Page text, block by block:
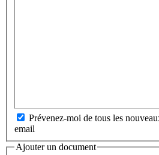
Prévenez-moi de tous les
email
Ajouter un document